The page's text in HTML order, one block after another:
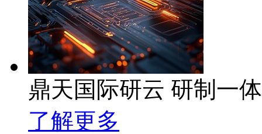
鼎天国际研云 研制一
了解更多